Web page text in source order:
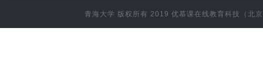
青海大学 版权所有 2019优慕课在线教育科技（北